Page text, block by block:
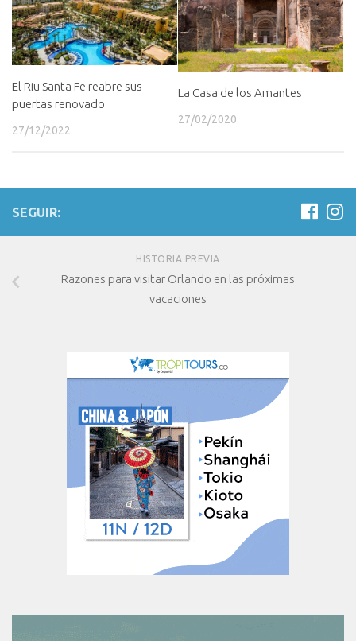
El Riu Santa Fe reabre sus
puertas renovado
27/12/2022
La Casa de los Amantes
27/02/2020
SEGUIR:
HISTORIA PREVIA
Razones para visitar Orlando en las próximas
vacaciones